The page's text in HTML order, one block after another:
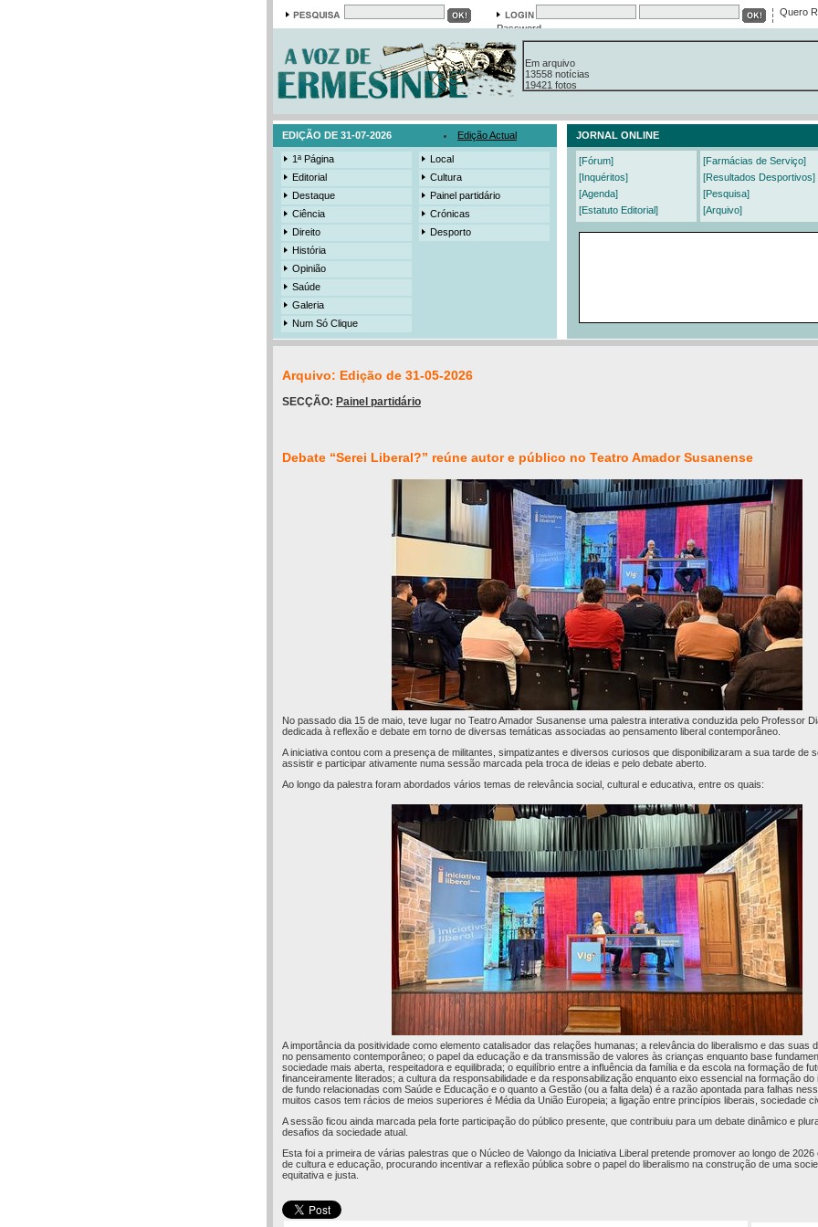
Quero
Password
13558 notícias
19421 fotos
385 edições
EDIÇÃO DE 31-07-2026 Edição Actual JORNAL ONLINE
1ª Página
Editorial
Destaque
Ciência
Direito
História
Opinião
Saúde
Galeria
Num Só Clique
Local
Cultura
Painel partidário
Crónicas
Desporto
[Fórum]
[Inquéritos]
[Agenda]
[Estatuto Editorial]
[Farmácias de Serviço]
[Resultados Desportivos]
[Pesquisa]
[Arquivo]
Arquivo: Edição de 31-05-2026
SECÇÃO: Painel partidário
Debate “Serei Liberal?” reúne autor e público no Teatro Amador Susanense
No passado dia 15 de maio, teve lugar no Teatro Amador Susanense uma palestra interativa conduzida pelo Professor
dedicada à reflexão e debate em torno de diversas temáticas associadas ao pensamento liberal contemporâneo.
A iniciativa contou com a presença de militantes, simpatizantes e diversos curiosos que disponibilizaram a sua tarde de
assistir e participar ativamente numa sessão marcada pela troca de ideias e pelo debate aberto.
Ao longo da palestra foram abordados vários temas de relevância social, cultural e educativa, entre os quais:
A importância da positividade como elemento catalisador das relações humanas; a relevância do liberalismo e das suas
no pensamento contemporâneo; o papel da educação e da transmissão de valores às crianças enquanto base
sociedade mais aberta, respeitadora e equilibrada; o equilíbrio entre a influência da família e da escola na formação de
financeiramente literados; a cultura da responsabilidade e da responsabilização enquanto eixo essencial na formação do
de fundo relacionadas com Saúde e Educação e o quanto a Gestão (ou a falta dela) é a razão apontada para falhas
muitos casos tem rácios de meios superiores é Média da União Europeia; a ligação entre princípios liberais, sociedade
A sessão ficou ainda marcada pela forte participação do público presente, que contribuiu para um debate dinâmico e
desafios da sociedade atual.
Esta foi a primeira de várias palestras que o Núcleo de Valongo da Iniciativa Liberal pretende promover ao longo de
de cultura e educação, procurando incentivar a reflexão pública sobre o papel do liberalismo na construção de uma
equitativa e justa.